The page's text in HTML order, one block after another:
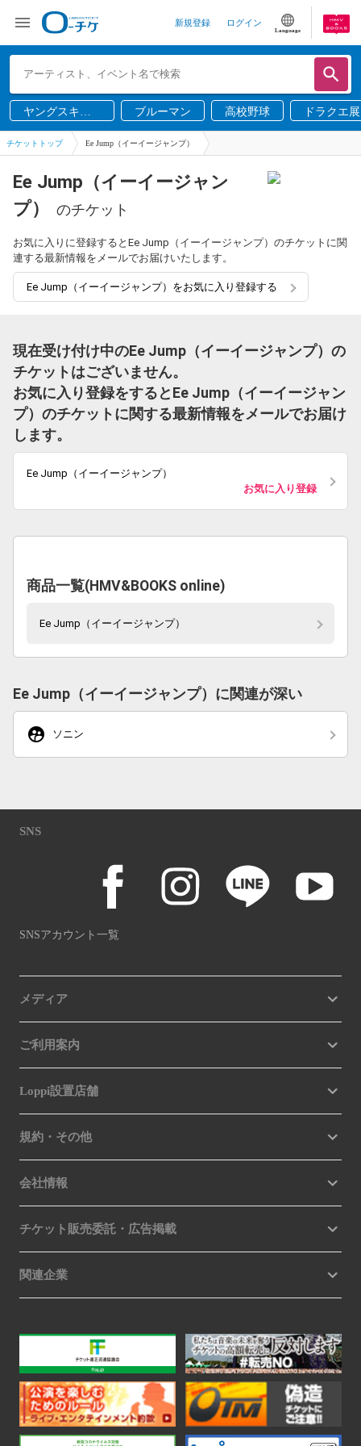
新規登録 ログイン
Language
ヤングスキニ
ー
ブルーマン 高校野球 ドラクエ展
チケットトップ Ee Jump（イーイージャンプ）
Ee Jump（イーイージャン
プ）
のチケット
お気に入りに登録するとEe Jump（イーイージャンプ）のチケットに関
連する最新情報をメールでお届けいたします。
Ee Jump（イーイージャンプ）をお気に入り登録する
現在受け付け中のEe Jump（イーイージャンプ）の
チケットはございません。
お気に入り登録をするとEe Jump（イーイージャン
プ）のチケットに関する最新情報をメールでお届け
します。
Ee Jump（イーイージャンプ）
お気に入り登録
商品一覧(HMV&BOOKS online)
Ee Jump（イーイージャンプ）
Ee Jump（イーイージャンプ）に関連が深い
supervised_user_circle ソニン
SNS
SNSアカウント一覧
メディア
ご利用案内
Loppi設置店舗
規約・その他
会社情報
チケット販売委託・広告掲載
関連企業